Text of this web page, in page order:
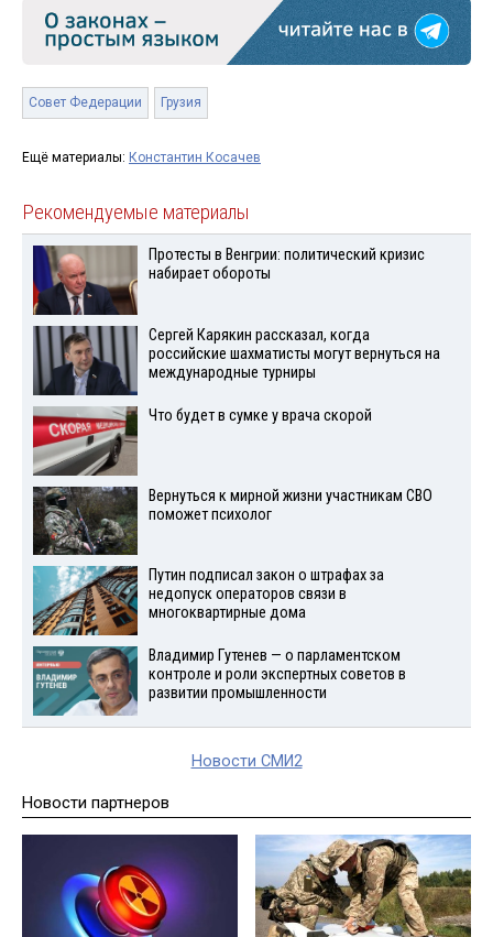
Совет Федерации Грузия
Ещё материалы: Константин Косачев
Рекомендуемые материалы
Протесты в Венгрии: политический кризис
набирает обороты
Сергей Карякин рассказал, когда
российские шахматисты могут вернуться на
международные турниры
Что будет в сумке у врача скорой
Вернуться к мирной жизни участникам СВО
поможет психолог
Путин подписал закон о штрафах за
недопуск операторов связи в
многоквартирные дома
Владимир Гутенев — о парламентском
контроле и роли экспертных советов в
развитии промышленности
Новости СМИ2
Новости партнеров